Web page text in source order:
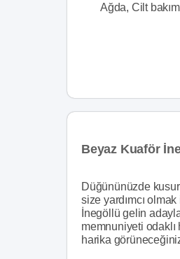
Ağda, Cilt
Beyaz Kuaför
Düğününüzde
size yardımcı
İnegöllü gelin
memnuniyeti
harika